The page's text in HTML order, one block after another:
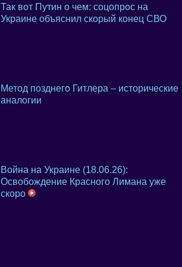
Так вот Путин о чем: соцопрос на
Украине объяснил скорый конец СВО
Метод позднего Гитлера – исторические
аналогии
Война на Украине (18.06.26):
Освобождение Красного Лимана уже
скоро